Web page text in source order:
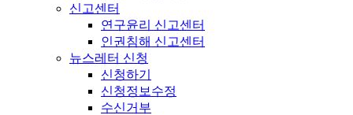
신고센터
연구윤리 신고센터
인권침해 신고센터
뉴스레터 신청
신청하기
신청정보수정
수신거부